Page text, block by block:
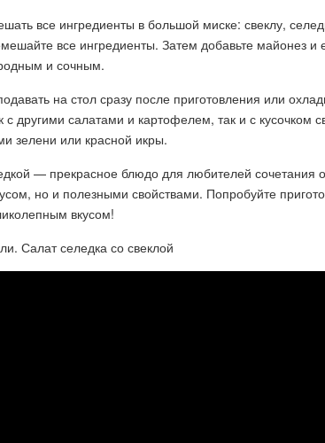
все ингредиенты в большой миске: свеклу,
все ингредиенты. Затем добавьте майонез
и сочным.
на стол сразу после приготовления или
с другими салатами и картофелем, так и с
зелени или красной икры.
— прекрасное блюдо для любителей
но и полезными свойствами. Попробуйте
вкусом!
Салат селедка со свеклой